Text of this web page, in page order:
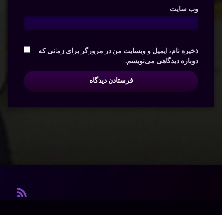
وب‌ سایت
ذخیره نام، ایمیل و وبسایت من در مرورگر برای زمانی که
دوباره دیدگاهی می‌نویسم.
آر